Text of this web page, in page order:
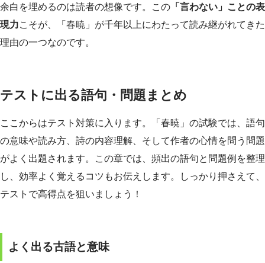
余白を埋めるのは読者の想像です。この 「言わない」ことの表
現力こそが、「春暁」が千年以上にわたって読み継がれてきた
理由の一つなのです。
テストに出る語句・問題まとめ
ここからはテスト対策に入ります。「春暁」の試験では、語句
の意味や読み方、詩の内容理解、そして作者の心情を問う問題
がよく出題されます。この章では、頻出の語句と問題例を整理
し、効率よく覚えるコツもお伝えします。しっかり押さえて、
テストで高得点を狙いましょう！
よく出る古語と意味